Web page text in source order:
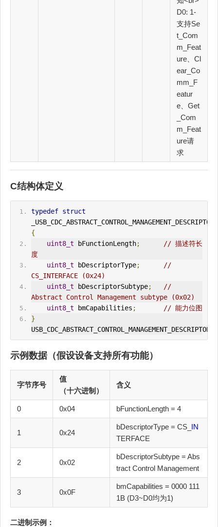
D0: 1-
支持Se
t_Com
m_Feat
ure、Cl
ear_Co
mm_F
eatur
e、Get
_Com
m_Feat
ure请
求
C结构体定义
typedef struct
_USB_ CDC
{
uint8_t bFunctionLength;
// 描述符长
度
uint8_t bDescriptorType;
//
CS_ INTERFACE (0x24)
uint8_t bDescriptorSubtype;
//
Abstract Control Management subtype (0x02)
uint8_t bmCapabilities ;
// 能力位图
}
USB_ CDC_ABSTRACT_CONTROL_MANAGEMENT_DESCRIPTOR
示例数据（假设设备支持所有功能）
字节序号
值
（十六进制）
含义
0 0x04 bFunctionLength = 4
1 0x24
bDescriptorType = CS_ IN
TERFACE
2 0x02
bDescriptorSubtype = Abs
tract Control Management
3 0x0F
bmCapabilities = 0000 111
1B (D3~D0均为1)
二进制示例：